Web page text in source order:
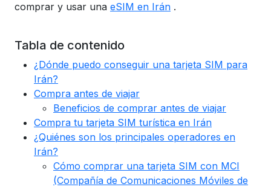
comprar y usar una eSIM en Irán .
Tabla de contenido
¿Dónde puedo conseguir una tarjeta SIM para
Irán?
Compra antes de viajar
Beneficios de comprar antes de viajar
Compra tu tarjeta SIM turística en Irán
¿Quiénes son los principales operadores en
Irán?
Cómo comprar una tarjeta SIM con MCI
(Compañía de Comunicaciones Móviles de